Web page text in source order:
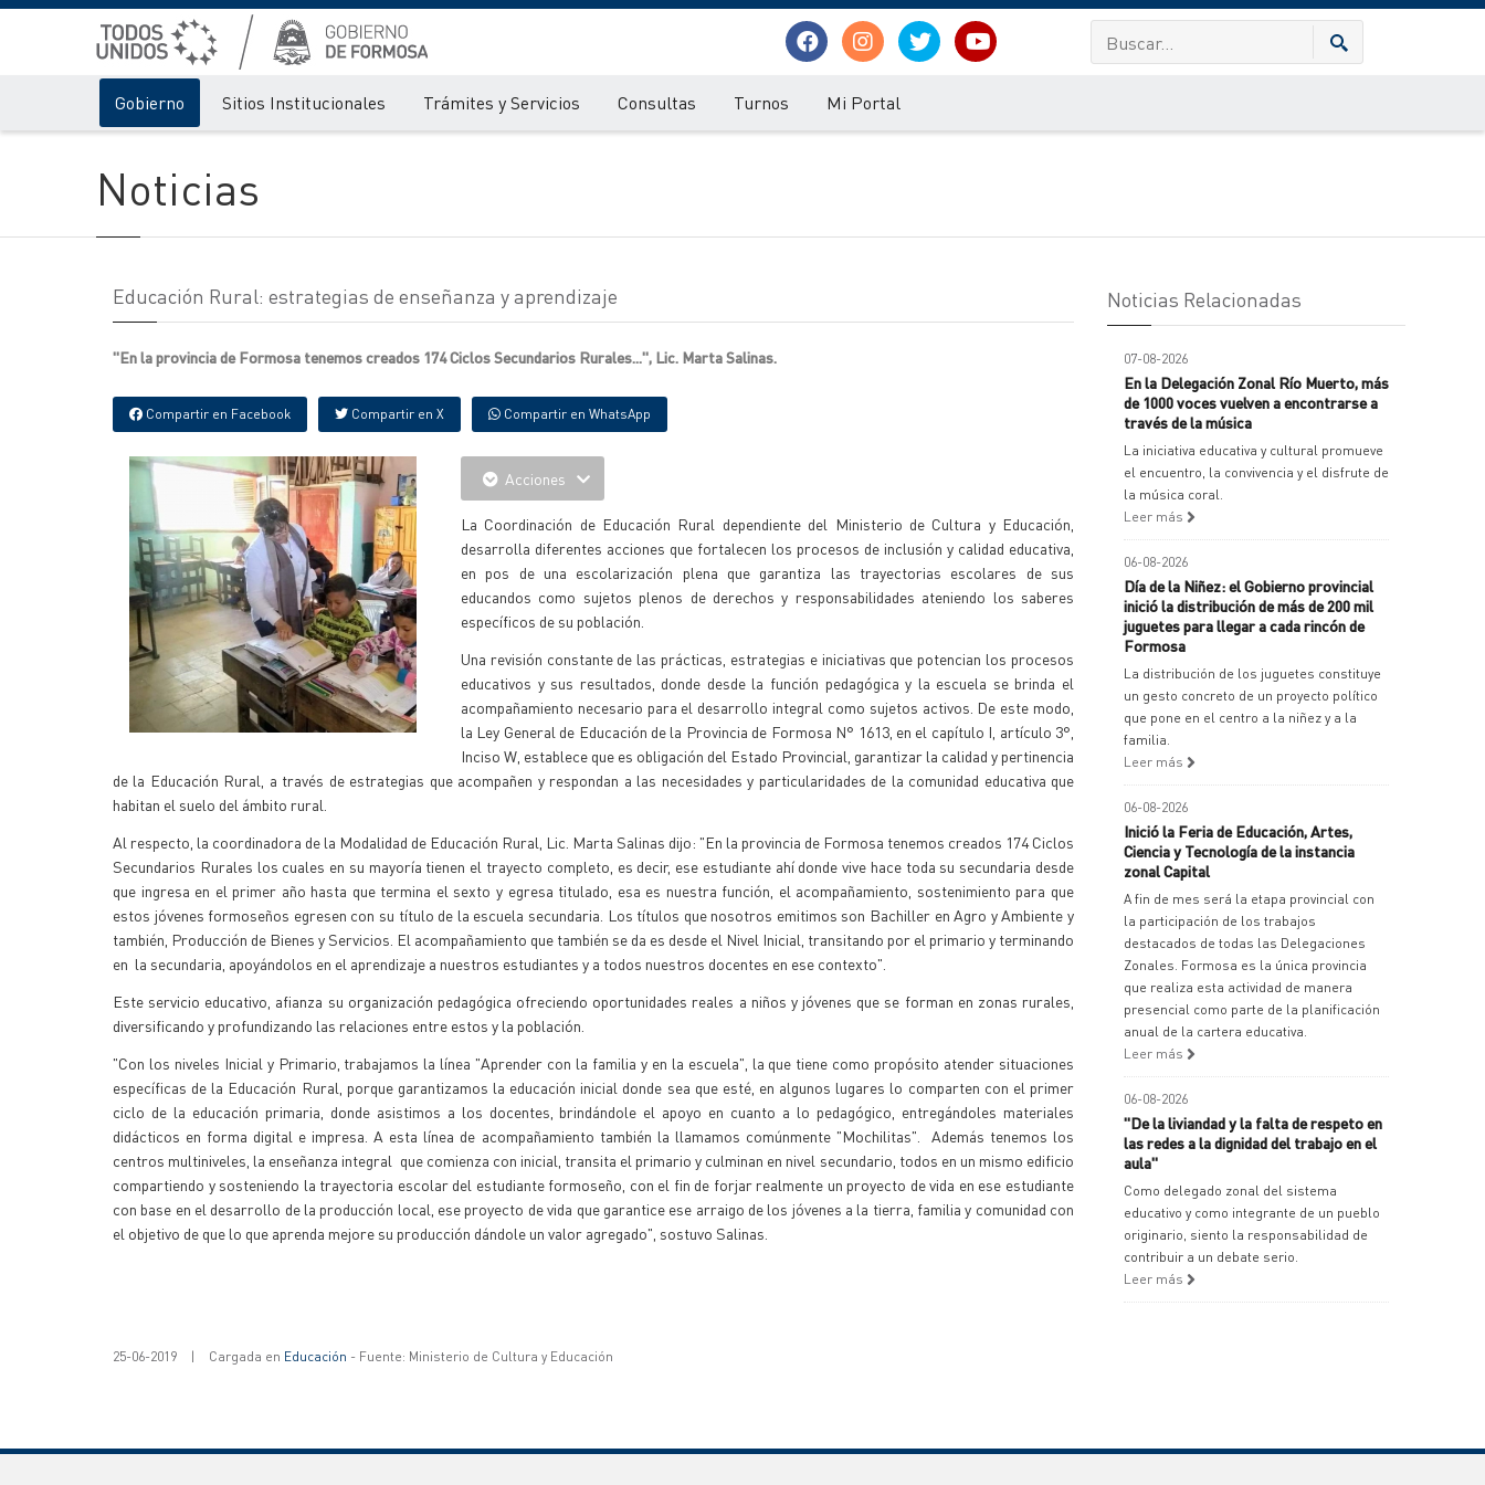
Gobierno Sitios Institucionales Trámites y Servicios Consultas Turnos Mi Portal
Noticias
Educación Rural: estrategias de enseñanza y aprendizaje
"En la provincia de Formosa tenemos creados 174 Ciclos Secundarios Rurales...", Lic. Marta Salinas.
Compartir en Facebook Compartir en X Compartir en WhatsApp
Acciones
La Coordinación de Educación Rural dependiente del Ministerio de Cultura y Educación,
desarrolla diferentes acciones que fortalecen los procesos de inclusión y calidad educativa,
en pos de una escolarización plena que garantiza las trayectorias escolares de sus
educandos como sujetos plenos de derechos y responsabilidades ateniendo los saberes
específicos de su población.
Una revisión constante de las prácticas, estrategias e iniciativas que potencian los procesos
educativos y sus resultados, donde desde la función pedagógica y la escuela se brinda el
acompañamiento necesario para el desarrollo integral como sujetos activos. De este modo,
la Ley General de Educación de la Provincia de Formosa N° 1613, en el capítulo I, artículo 3°,
Inciso W, establece que es obligación del Estado Provincial, garantizar la calidad y pertinencia
de la Educación Rural, a través de estrategias que acompañen y respondan a las necesidades y particularidades de la comunidad educativa que
habitan el suelo del ámbito rural.
Al respecto, la coordinadora de la Modalidad de Educación Rural, Lic. Marta Salinas dijo: "En la provincia de Formosa tenemos creados 174 Ciclos
Secundarios Rurales los cuales en su mayoría tienen el trayecto completo, es decir, ese estudiante ahí donde vive hace toda su secundaria desde
que ingresa en el primer año hasta que termina el sexto y egresa titulado, esa es nuestra función, el acompañamiento, sostenimiento para que
estos jóvenes formoseños egresen con su título de la escuela secundaria. Los títulos que nosotros emitimos son Bachiller en Agro y Ambiente y
también, Producción de Bienes y Servicios. El acompañamiento que también se da es desde el Nivel Inicial, transitando por el primario y terminando
en la secundaria, apoyándolos en el aprendizaje a nuestros estudiantes y a todos nuestros docentes en ese contexto".
Este servicio educativo, afianza su organización pedagógica ofreciendo oportunidades reales a niños y jóvenes que se forman en zonas rurales,
diversificando y profundizando las relaciones entre estos y la población.
"Con los niveles Inicial y Primario, trabajamos la línea "Aprender con la familia y en la escuela", la que tiene como propósito atender situaciones
específicas de la Educación Rural, porque garantizamos la educación inicial donde sea que esté, en algunos lugares lo comparten con el primer
ciclo de la educación primaria, donde asistimos a los docentes, brindándole el apoyo en cuanto a lo pedagógico, entregándoles materiales
didácticos en forma digital e impresa. A esta línea de acompañamiento también la llamamos comúnmente "Mochilitas". Además tenemos los
centros multiniveles, la enseñanza integral que comienza con inicial, transita el primario y culminan en nivel secundario, todos en un mismo edificio
compartiendo y sosteniendo la trayectoria escolar del estudiante formoseño, con el fin de forjar realmente un proyecto de vida en ese estudiante
con base en el desarrollo de la producción local, ese proyecto de vida que garantice ese arraigo de los jóvenes a la tierra, familia y comunidad con
el objetivo de que lo que aprenda mejore su producción dándole un valor agregado", sostuvo Salinas.
25-06-2019 | Cargada en Educación - Fuente: Ministerio de Cultura y Educación
Noticias Relacionadas
07-08-2026
En la Delegación Zonal Río Muerto, más
de 1000 voces vuelven a encontrarse a
través de la música
La iniciativa educativa y cultural promueve
el encuentro, la convivencia y el disfrute de
la música coral.
Leer más
06-08-2026
Día de la Niñez: el Gobierno provincial
inició la distribución de más de 200 mil
juguetes para llegar a cada rincón de
Formosa
La distribución de los juguetes constituye
un gesto concreto de un proyecto político
que pone en el centro a la niñez y a la
familia.
Leer más
06-08-2026
Inició la Feria de Educación, Artes,
Ciencia y Tecnología de la instancia
zonal Capital
A fin de mes será la etapa provincial con
la participación de los trabajos
destacados de todas las Delegaciones
Zonales. Formosa es la única provincia
que realiza esta actividad de manera
presencial como parte de la planificación
anual de la cartera educativa.
Leer más
06-08-2026
"De la liviandad y la falta de respeto en
las redes a la dignidad del trabajo en el
aula"
Como delegado zonal del sistema
educativo y como integrante de un pueblo
originario, siento la responsabilidad de
contribuir a un debate serio.
Leer más